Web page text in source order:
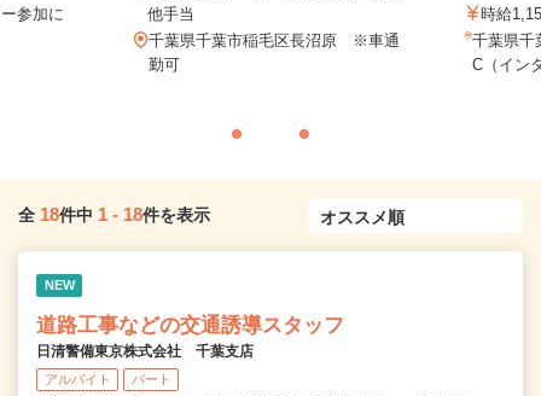
参加に
他手当
千葉県千葉市稲毛区長沼原 ※車通
勤可
時給
千葉県
C（イン
全 18件中 1 - 18件を表示
NEW
道路工事などの交通誘導スタッフ
日清警備東京株式会社 千葉支店
アルバイト パート